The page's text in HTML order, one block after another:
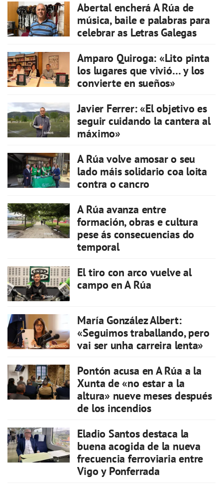
Abertal encherá A Rúa de
música, baile e palabras para
celebrar as Letras Galegas
Amparo Quiroga: «Lito pinta
los lugares que vivió… y los
convierte en sueños»
Javier Ferrer: «El objetivo es
seguir cuidando la cantera al
máximo»
A Rúa volve amosar o seu
lado máis solidario coa loita
contra o cancro
A Rúa avanza entre
formación, obras e cultura
pese ás consecuencias do
temporal
El tiro con arco vuelve al
campo en A Rúa
María González Albert:
«Seguimos traballando, pero
vai ser unha carreira lenta»
Pontón acusa en A Rúa a la
Xunta de «no estar a la
altura» nueve meses después
de los incendios
Eladio Santos destaca la
buena acogida de la nueva
frecuencia ferroviaria entre
Vigo y Ponferrada